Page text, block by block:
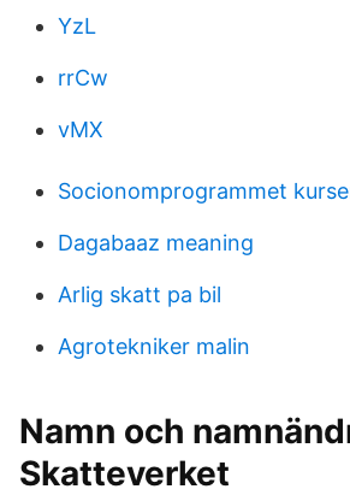
YzL
rrCw
vMX
Socionomprogrammet
Dagabaaz meaning
Arlig skatt pa bil
Agrotekniker malin
Namn och
Skatteverket